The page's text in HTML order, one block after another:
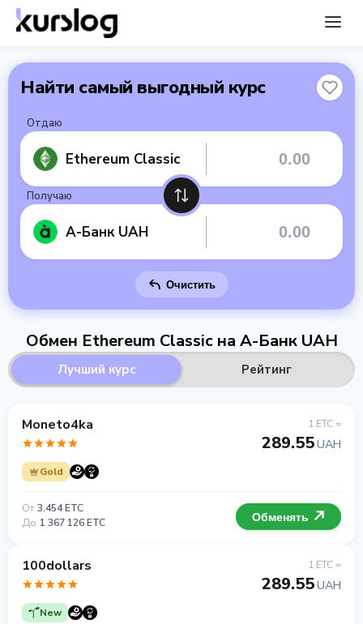
Найти самый выгодный курс
Отдаю
Ethereum Classic
Получаю
А-Банк UAH
Очистить
Обмен Ethereum Classic на А-Банк UAH
Лучший курс Рейтинг
Moneto4ka
Gold
1 ETC =
289.55UAH
От 3.454 ETC
До 1 367 126 ETC Обменять
100dollars
New
1 ETC =
289.55UAH